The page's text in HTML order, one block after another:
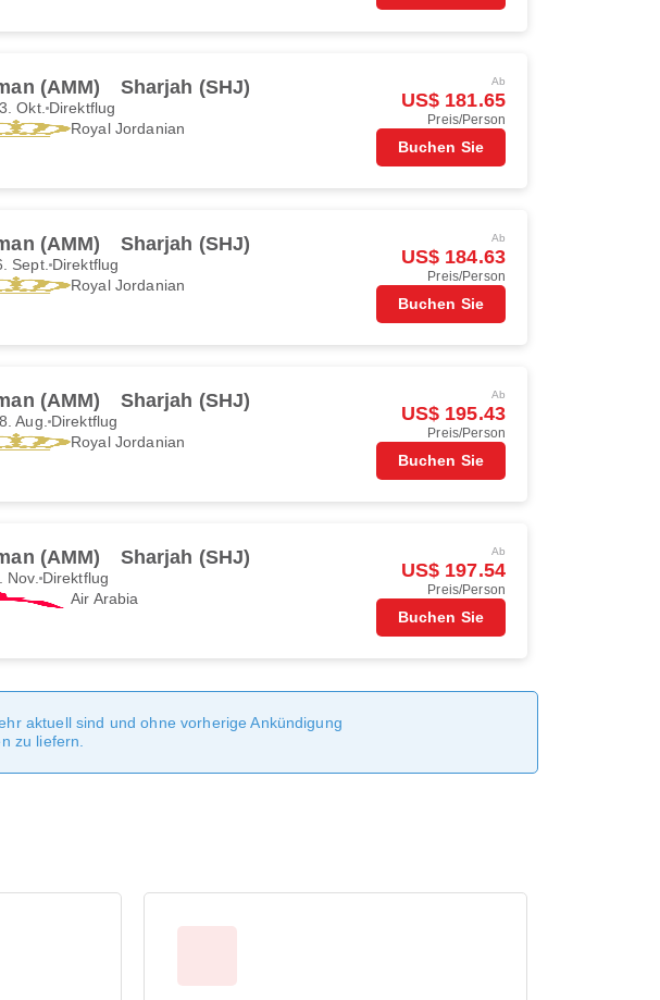
(AMM) Sharjah (SHJ)
Okt. Direktflug
Royal Jordanian
Ab
US$ 181.65
Preis/Person
Buchen Sie
(AMM) Sharjah (SHJ)
Sept. Direktflug
Royal Jordanian
Ab
US$ 184.63
Preis/Person
Buchen Sie
(AMM) Sharjah (SHJ)
Aug. Direktflug
Royal Jordanian
Ab
US$ 195.43
Preis/Person
Buchen Sie
(AMM) Sharjah (SHJ)
Nov. Direktflug
Air Arabia
Ab
US$ 197.54
Preis/Person
Buchen Sie
aktuell sind und ohne vorherige Ankündigung
zu liefern.